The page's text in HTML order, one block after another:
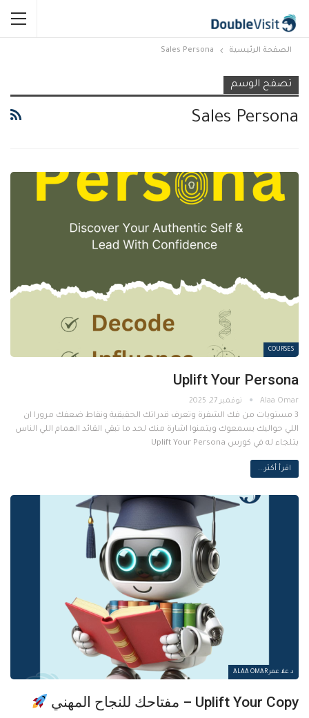
الصفحة الرئيسية Sales Persona
تصفح الوسم
Sales Persona
COURSES
Uplift Your Persona
نوفمبر 27, 2025
3 مستويات من فك الشفرة وتعرف قدراتك الحقيقية ونقاط ضعفك مرورا ان
اللي حواليك يسمعوك ويتمنوا اشارة منك لحد ما تبقي القائد الهمام اللي الناس
بتلجاء له في كورس Uplift Your Persona
اقرأ أكثر...
د علا عمر ALAA OMAR
Uplift Your Copy – مفتاحك للنجاح المهني